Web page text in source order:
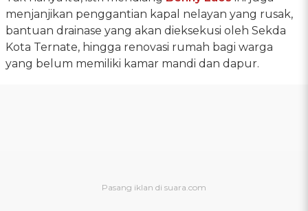
menjanjikan penggantian kapal nelayan yang rusak,
bantuan drainase yang akan dieksekusi oleh Sekda
Kota Ternate, hingga renovasi rumah bagi warga
yang belum memiliki kamar mandi dan dapur.